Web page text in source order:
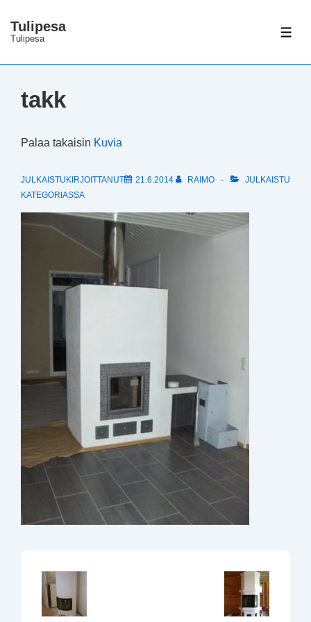
Siirry
pääsisältöön
Tulipesa
Tulipesa
takk
Palaa takaisin Kuvia
JULKAISTUKIRJOITTANUT 21.6.2014 RAIMO
JULKAISTU
KATEGORIASSA